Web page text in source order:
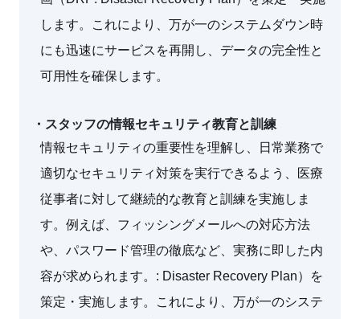
します。これにより、万が一のシステムダウン時
にも迅速にサービスを再開し、データの完全性と
可用性を確保します。
・スタッフの情報セキュリティ教育と訓練
情報セキュリティの重要性を理解し、日常業務で
適切なセキュリティ対策を実行できるよう、医療
従事者に対して継続的な教育と訓練を実施しま
す。例えば、フィッシングメールへの対応方法
や、パスワード管理の徹底など、実務に即した内
容が求められます。: Disaster Recovery Plan）を
策定・実施します。これにより、万が一のシステ